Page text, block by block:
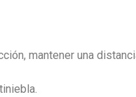
mantener una